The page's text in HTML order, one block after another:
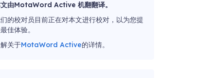
由MotaWord Active 机翻翻译。
的校对员目前正在对本文进行校对，以为您提
佳体验。
关于MotaWord Active的详情。